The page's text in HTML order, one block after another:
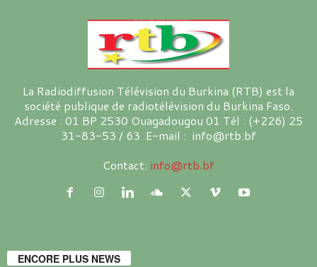
La Radiodiffusion Télévision du Burkina (RTB) est la
société publique de radiotélévision du Burkina Faso.
Adresse : 01 BP 2530 Ouagadougou 01 Tél : (+226) 25
31-83-53 / 63 E-mail : info@rtb.bf
Contact: info@rtb.bf
ENCORE PLUS NEWS